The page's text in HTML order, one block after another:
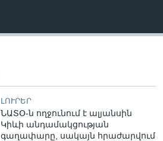
ԼՈՒՐԵՐ
ՆԱՏՕ-ն ողջունում է ալյանսին
Կիևի անդամակցության
գաղափարը, սակայն հրաժարվում